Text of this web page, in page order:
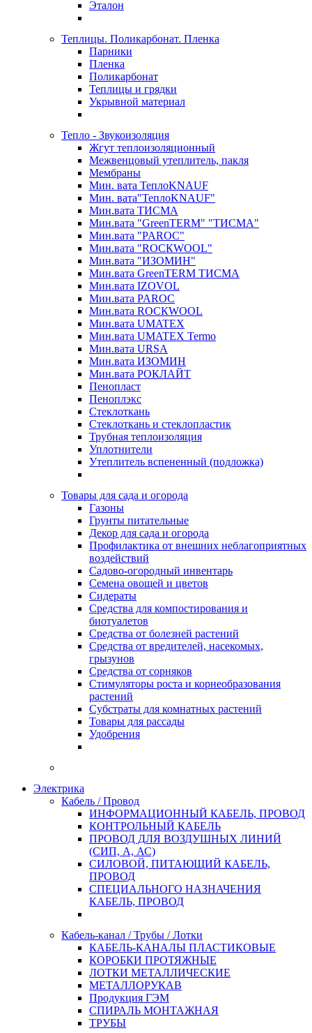
Эталон
Теплицы. Поликарбонат. Пленка
Парники
Пленка
Поликарбонат
Теплицы и грядки
Укрывной материал
Тепло - Звукоизоляция
Жгут теплоизоляционный
Межвенцовый утеплитель, пакля
Мембраны
Мин. вата ТеплоKNAUF
Мин. вата"ТеплоKNAUF"
Мин.вата ТИСМА
Мин.вата "GreenTERM" "ТИСМА"
Мин.вата "PAROC"
Мин.вата "ROCКWOOL"
Мин.вата "ИЗОМИН"
Мин.вата GreenTERM ТИСМА
Мин.вата IZOVOL
Мин.вата PAROC
Мин.вата ROCКWOOL
Мин.вата UMATEX
Мин.вата UMATEX Termo
Мин.вата URSA
Мин.вата ИЗОМИН
Мин.вата РОКЛАЙТ
Пенопласт
Пеноплэкс
Стеклоткань
Стеклоткань и стеклопластик
Трубная теплоизоляция
Уплотнители
Утеплитель вспененный (подложка)
Товары для сада и огорода
Газоны
Грунты питательные
Декор для сада и огорода
Профилактика от внешних неблагоприятных
воздействий
Садово-огородный инвентарь
Семена овощей и цветов
Сидераты
Средства для компостирования и
биотуалетов
Средства от болезней растений
Средства от вредителей, насекомых,
грызунов
Средства от сорняков
Стимуляторы роста и корнеобразования
растений
Субстраты для комнатных растений
Товары для рассады
Удобрения
Электрика
Кабель / Провод
ИНФОРМАЦИОННЫЙ КАБЕЛЬ, ПРОВОД
КОНТРОЛЬНЫЙ КАБЕЛЬ
ПРОВОД ДЛЯ ВОЗДУШНЫХ ЛИНИЙ
(СИП, А, АС)
СИЛОВОЙ, ПИТАЮЩИЙ КАБЕЛЬ,
ПРОВОД
СПЕЦИАЛЬНОГО НАЗНАЧЕНИЯ
КАБЕЛЬ, ПРОВОД
Кабель-канал / Трубы / Лотки
КАБЕЛЬ-КАНАЛЫ ПЛАСТИКОВЫЕ
КОРОБКИ ПРОТЯЖНЫЕ
ЛОТКИ МЕТАЛЛИЧЕСКИЕ
МЕТАЛЛОРУКАВ
Продукция ГЭМ
СПИРАЛЬ МОНТАЖНАЯ
ТРУБЫ